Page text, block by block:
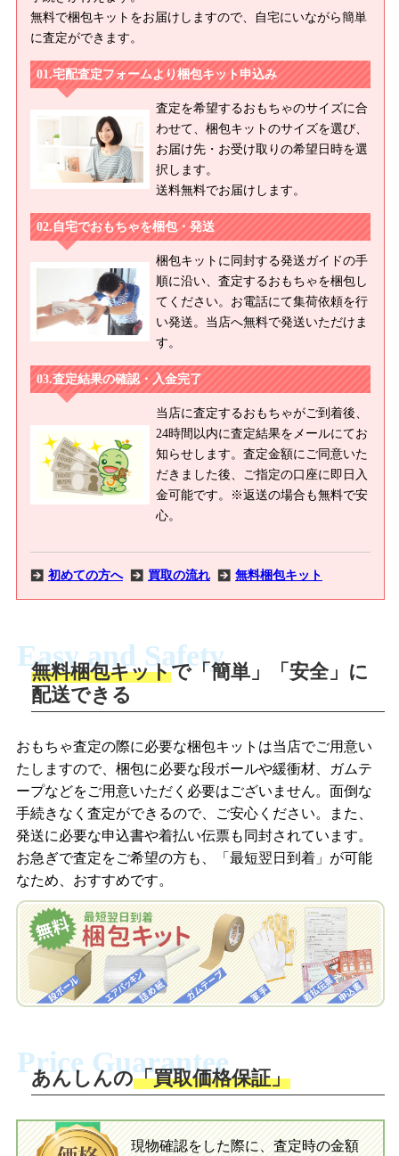
無料で梱包キットをお届けしますので、自宅にいながら簡単
に査定ができます。
宅配査定フォームより梱包キット申込み
査定を希望するおもちゃのサイズに合
わせて、梱包キットのサイズを選び、
お届け先・お受け取りの希望日時を選
択します。
送料無料でお届けします。
自宅でおもちゃを梱包・発送
梱包キットに同封する発送ガイドの手
順に沿い、査定するおもちゃを梱包し
てください。お電話にて集荷依頼を行
い発送。当店へ無料で発送いただけま
す。
査定結果の確認・入金完了
当店に査定するおもちゃがご到着後、
24時間以内に査定結果をメールにてお
知らせします。査定金額にご同意いた
だきました後、ご指定の口座に即日入
金可能です。※返送の場合も無料で安
心。
初めての方へ 買取の流れ 無料梱包キット
商品撮影
商品を撮影して、査定フォームから画像
を送信します。
梱包キットをメールで申し込み
査定結果をメールで確認し、梱包キット
を申し込みます。梱包キットは送料無料
でお届けします。
自宅でおもちゃを発送・梱包
梱包キットに同封する発送ガイドの手順
送。当店へ無料で発送いただけます。
入金完了
当店に査定したおもちゃがご到着後、ご
LINEの友だち追加・査定画像を送信
「ジョニージョイLINE査定」を友だちに
追加し、スマートフォンなどのカメラで
撮影したおもちゃの写真をトーク中に送
信します。
梱包キットをLINEで申し込み
査定結果をLINEで確認し、梱包キットを
申し込みます。梱包キットは送料無料で
お届けします。
自宅でおもちゃを発送・梱包
ださい。お電話にて集荷依頼を行い発
送。当店へ無料で発送いただけます。
Easy and Safety
無料梱包キットで「簡単」「安全」に
配送できる
おもちゃ査定の際に必要な梱包キットは当店でご用意い
たしますので、梱包に必要な段ボールや緩衝材、ガムテ
ープなどをご用意いただく必要はございません。面倒な
手続きなく査定ができるので、ご安心ください。また、
発送に必要な申込書や着払い伝票も同封されています。
お急ぎで査定をご希望の方も、「最短翌日到着」が可能
なため、おすすめです。
Price Guarantee
あんしんの「買取価格保証」
現物確認をした際に、査定時の金額